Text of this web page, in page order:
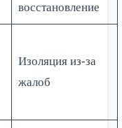
восстановление
Изоляция из-за
жалоб